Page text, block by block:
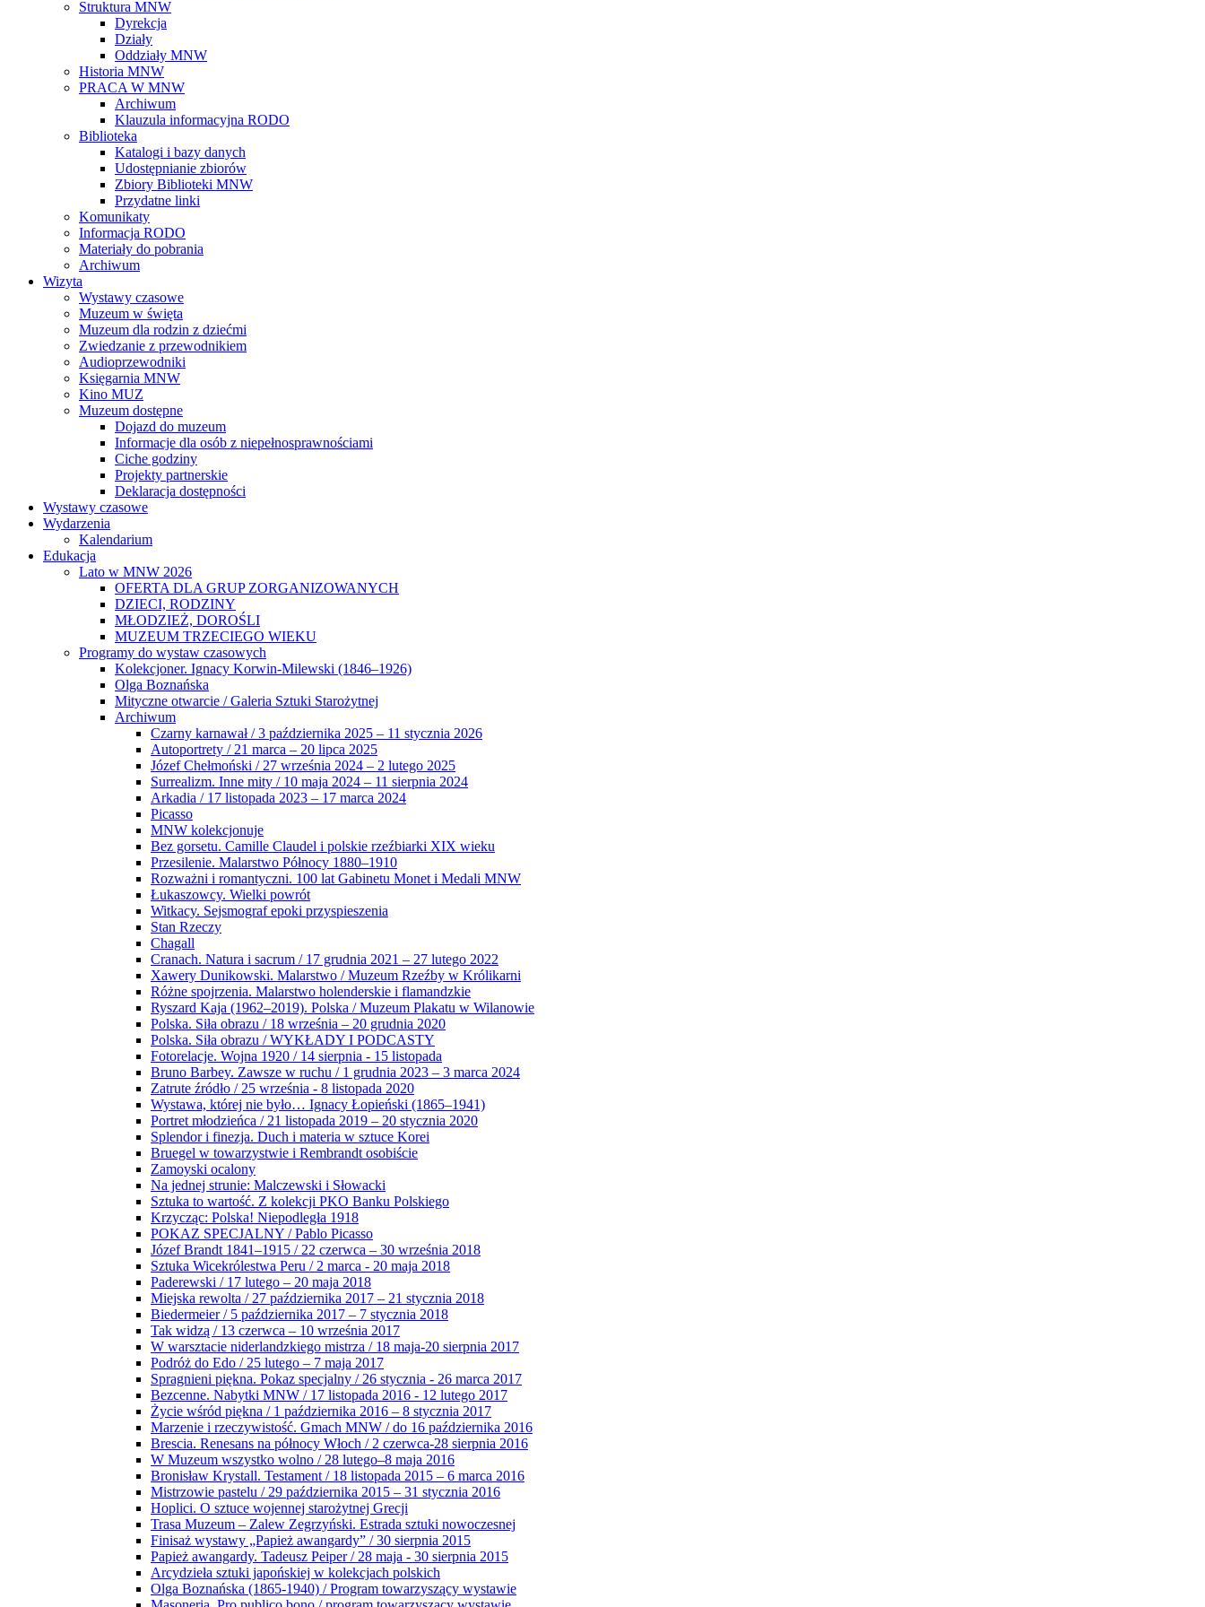
Struktura MNW
Dyrekcja
Działy
Oddziały MNW
Historia MNW
PRACA W MNW
Archiwum
Klauzula informacyjna RODO
Biblioteka
Katalogi i bazy danych
Udostępnianie zbiorów
Zbiory Biblioteki MNW
Przydatne linki
Komunikaty
Informacja RODO
Materiały do pobrania
Archiwum
Wizyta
Wystawy czasowe
Muzeum w święta
Muzeum dla rodzin z dziećmi
Zwiedzanie z przewodnikiem
Audioprzewodniki
Księgarnia MNW
Kino MUZ
Muzeum dostępne
Dojazd do muzeum
Informacje dla osób z niepełnosprawnościami
Ciche godziny
Projekty partnerskie
Deklaracja dostępności
Wystawy czasowe
Wydarzenia
Kalendarium
Edukacja
Lato w MNW 2026
OFERTA DLA GRUP ZORGANIZOWANYCH
DZIECI, RODZINY
MŁODZIEŻ, DOROŚLI
MUZEUM TRZECIEGO WIEKU
Programy do wystaw czasowych
Kolekcjoner. Ignacy Korwin-Milewski (1846–1926)
Olga Boznańska
Mityczne otwarcie / Galeria Sztuki Starożytnej
Archiwum
Czarny karnawał / 3 października 2025 – 11 stycznia 2026
Autoportrety / 21 marca – 20 lipca 2025
Józef Chełmoński / 27 września 2024 – 2 lutego 2025
Surrealizm. Inne mity / 10 maja 2024 – 11 sierpnia 2024
Arkadia / 17 listopada 2023 – 17 marca 2024
Picasso
MNW kolekcjonuje
Bez gorsetu. Camille Claudel i polskie rzeźbiarki XIX wieku
Przesilenie. Malarstwo Północy 1880–1910
Rozważni i romantyczni. 100 lat Gabinetu Monet i Medali MNW
Łukaszowcy. Wielki powrót
Witkacy. Sejsmograf epoki przyspieszenia
Stan Rzeczy
Chagall
Cranach. Natura i sacrum / 17 grudnia 2021 – 27 lutego 2022
Xawery Dunikowski. Malarstwo / Muzeum Rzeźby w Królikarni
Różne spojrzenia. Malarstwo holenderskie i flamandzkie
Ryszard Kaja (1962–2019). Polska / Muzeum Plakatu w Wilanowie
Polska. Siła obrazu / 18 września – 20 grudnia 2020
Polska. Siła obrazu / WYKŁADY I PODCASTY
Fotorelacje. Wojna 1920 / 14 sierpnia - 15 listopada
Bruno Barbey. Zawsze w ruchu / 1 grudnia 2023 – 3 marca 2024
Zatrute źródło / 25 września - 8 listopada 2020
Wystawa, której nie było… Ignacy Łopieński (1865–1941)
Portret młodzieńca / 21 listopada 2019 – 20 stycznia 2020
Splendor i finezja. Duch i materia w sztuce Korei
Bruegel w towarzystwie i Rembrandt osobiście
Zamoyski ocalony
Na jednej strunie: Malczewski i Słowacki
Sztuka to wartość. Z kolekcji PKO Banku Polskiego
Krzycząc: Polska! Niepodległa 1918
POKAZ SPECJALNY / Pablo Picasso
Józef Brandt 1841–1915 / 22 czerwca – 30 września 2018
Sztuka Wicekrólestwa Peru / 2 marca - 20 maja 2018
Paderewski / 17 lutego – 20 maja 2018
Miejska rewolta / 27 października 2017 – 21 stycznia 2018
Biedermeier / 5 października 2017 – 7 stycznia 2018
Tak widzą / 13 czerwca – 10 września 2017
W warsztacie niderlandzkiego mistrza / 18 maja-20 sierpnia 2017
Podróż do Edo / 25 lutego – 7 maja 2017
Spragnieni piękna. Pokaz specjalny / 26 stycznia - 26 marca 2017
Bezcenne. Nabytki MNW / 17 listopada 2016 - 12 lutego 2017
Życie wśród piękna / 1 października 2016 – 8 stycznia 2017
Marzenie i rzeczywistość. Gmach MNW / do 16 października 2016
Brescia. Renesans na północy Włoch / 2 czerwca-28 sierpnia 2016
W Muzeum wszystko wolno / 28 lutego–8 maja 2016
Bronisław Krystall. Testament / 18 listopada 2015 – 6 marca 2016
Mistrzowie pastelu / 29 października 2015 – 31 stycznia 2016
Hoplici. O sztuce wojennej starożytnej Grecji
Trasa Muzeum – Zalew Zegrzyński. Estrada sztuki nowoczesnej
Finisaż wystawy „Papież awangardy” / 30 sierpnia 2015
Papież awangardy. Tadeusz Peiper / 28 maja - 30 sierpnia 2015
Arcydzieła sztuki japońskiej w kolekcjach polskich
Olga Boznańska (1865-1940) / Program towarzyszący wystawie